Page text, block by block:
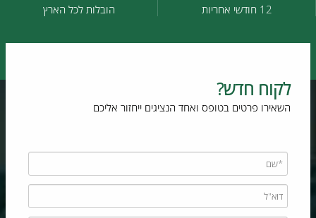
12 חודשי אחריות הובלות לכל הארץ
לקוח חדש?
השאירו פרטים בטופס ואחד הנציגים ייחזור אליכם